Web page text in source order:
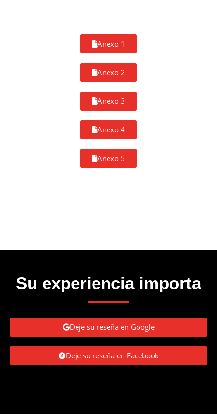
Anexo 1
Anexo 2
Anexo 3
Anexo 4
Anexo 5
Su experiencia importa
Deje su reseña en Google
Deje su reseña en Facebook